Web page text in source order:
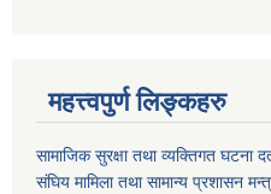
महत्त्वपुर्ण लिङ्कहरु
सामाजिक सुरक्षा तथा व्यक्तिगत घटना
संघिय मामिला तथा सामान्य प्रशासन